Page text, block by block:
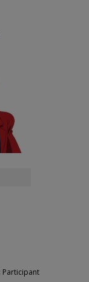
Participant